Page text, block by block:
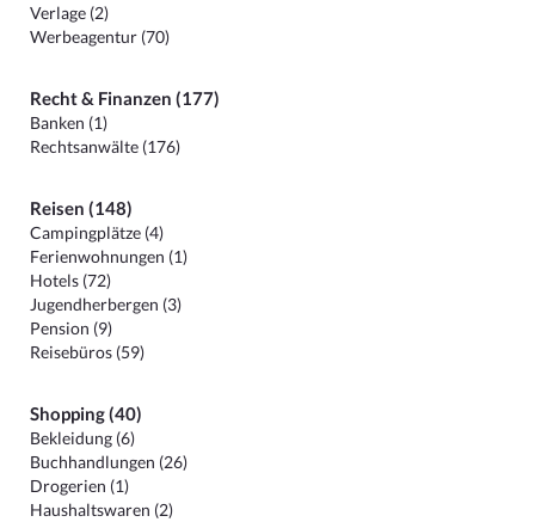
Verlage (2)
Werbeagentur (70)
Recht & Finanzen (177)
Banken (1)
Rechtsanwälte (176)
Reisen (148)
Campingplätze (4)
Ferienwohnungen (1)
Hotels (72)
Jugendherbergen (3)
Pension (9)
Reisebüros (59)
Shopping (40)
Bekleidung (6)
Buchhandlungen (26)
Drogerien (1)
Haushaltswaren (2)